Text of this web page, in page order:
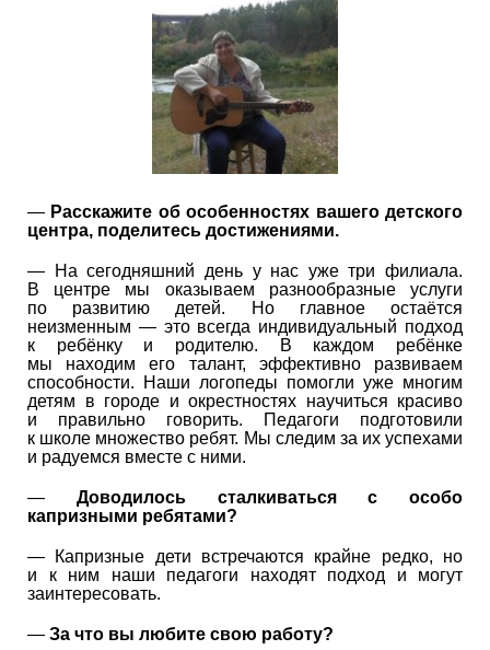
— Расскажите об особенностях вашего детского
центра, поделитесь достижениями.
— На сегодняшний день у нас уже три филиала.
В центре мы оказываем разнообразные услуги
по развитию детей. Но главное остаётся
неизменным — это всегда индивидуальный подход
к ребёнку и родителю. В каждом ребёнке
мы находим его талант, эффективно развиваем
способности. Наши логопеды помогли уже многим
детям в городе и окрестностях научиться красиво
и правильно говорить. Педагоги подготовили
к школе множество ребят. Мы следим за их успехами
и радуемся вместе с ними.
— Доводилось сталкиваться с особо
капризными ребятами?
— Капризные дети встречаются крайне редко, но
и к ним наши педагоги находят подход и могут
заинтересовать.
— За что вы любите свою работу?